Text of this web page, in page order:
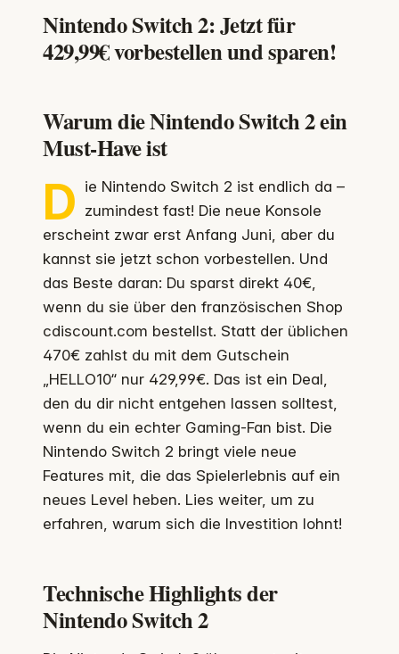
Nintendo Switch 2: Jetzt für
429,99€ vorbestellen und sparen!
Warum die Nintendo Switch 2 ein
Must-Have ist
D ie Nintendo Switch 2 ist endlich da –
zumindest fast! Die neue Konsole
erscheint zwar erst Anfang Juni, aber du
kannst sie jetzt schon vorbestellen. Und
das Beste daran: Du sparst direkt 40€,
wenn du sie über den französischen Shop
cdiscount.com bestellst. Statt der üblichen
470€ zahlst du mit dem Gutschein
„HELLO10“ nur 429,99€. Das ist ein Deal,
den du dir nicht entgehen lassen solltest,
wenn du ein echter Gaming-Fan bist. Die
Nintendo Switch 2 bringt viele neue
Features mit, die das Spielerlebnis auf ein
neues Level heben. Lies weiter, um zu
erfahren, warum sich die Investition lohnt!
Technische Highlights der
Nintendo Switch 2